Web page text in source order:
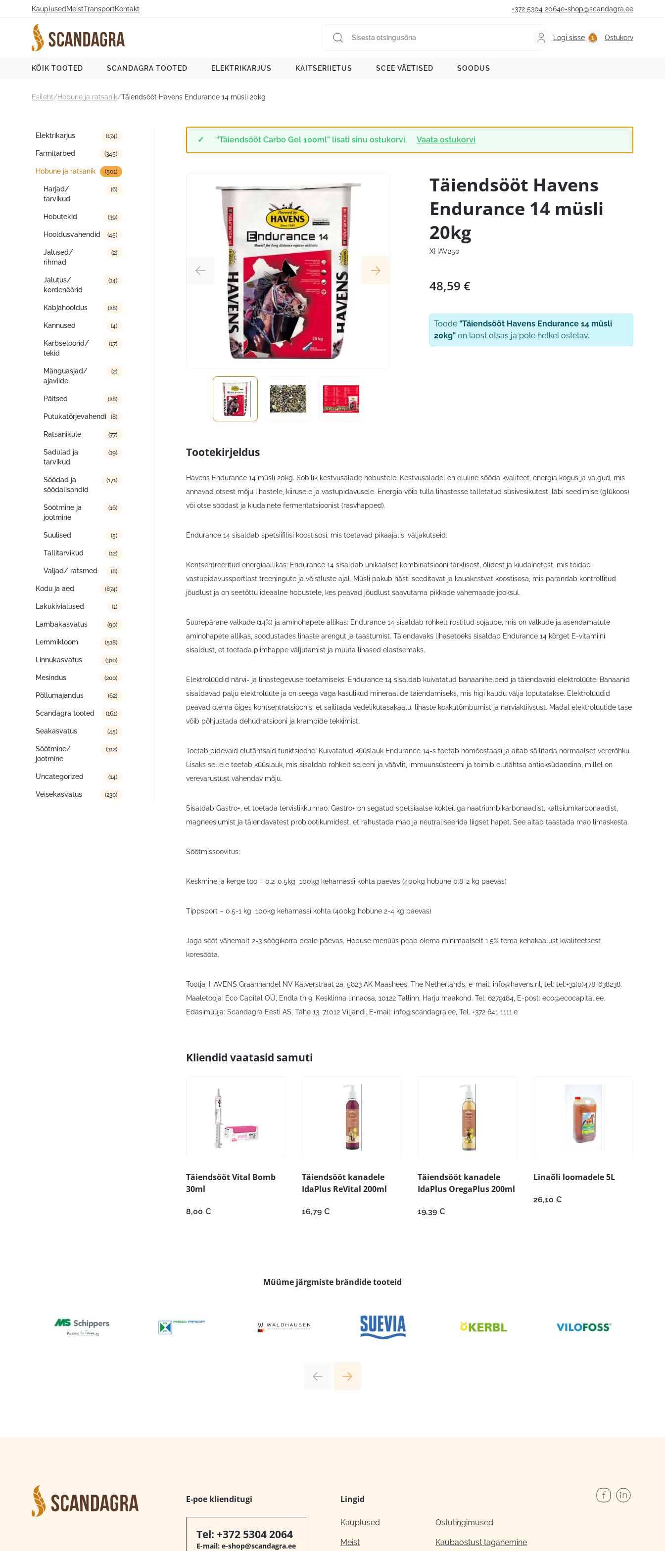
Kauplused MeistTransportKontakt +372 5304 2064e-shop@scandagra.ee
Logi sisse Ostukorv
KÕIK TOOTED SCANDAGRA TOOTED ELEKTRIKARJUS KAITSERIIETUS SCEE VÄETISED SOODUS
Esileht/Hobune ja ratsanik/Täiendsööt Havens Endurance 14 müsli 20kg
Tootekategooriad
Elektrikarjus (174)
Farmitarbed (345)
Hobune ja ratsanik (501)
Harjad/
tarvikud
(6)
Hobutekid (39)
Hooldusvahendid (45)
Jalused/
rihmad
(2)
Jalutus/
kordenöörid
(14)
Kabjahooldus (28)
Kannused (4)
Kärbseloorid/
tekid
(17)
Mänguasjad/
ajaviide
(2)
Päitsed (28)
Putukatõrjevahendid (8)
Ratsanikule (77)
Sadulad ja
tarvikud
(19)
Söödad ja
söödalisandid
(171)
Söötmine ja
jootmine
(16)
Suulised (5)
Tallitarvikud (12)
Valjad/ ratsmed (8)
Kodu ja aed (874)
Lakukivialused (1)
Lambakasvatus (90)
Lemmikloom (518)
Linnukasvatus (310)
Mesindus (200)
Põllumajandus (62)
Scandagra tooted (161)
Seakasvatus (45)
Söötmine/
jootmine
(312)
Uncategorized (14)
Veisekasvatus (230)
“Täiendsööt Carbo Gel 100ml” lisati sinu ostukorvi. Vaata ostukorvi
Täiendsööt Havens
Endurance 14 müsli
20kg
XHAV250
48,59 €
Toode "Täiendsööt Havens Endurance 14 müsli
20kg" on laost otsas ja pole hetkel ostetav.
Tootekirjeldus
Havens Endurance 14 müsli 20kg. Sobilik kestvusalade hobustele. Kestvusaladel on oluline sööda kvaliteet, energia kogus ja valgud, mis
annavad otsest mõju lihastele, kiirusele ja vastupidavusele. Energia võib tulla lihastesse talletatud süsivesikutest, läbi seedimise (glükoos)
või otse söödast ja kiudainete fermentatsioonist (rasvhapped).
Endurance 14 sisaldab spetsiifilisi koostisosi, mis toetavad pikaajalisi väljakutseid:
Kontsentreeritud energiaallikas: Endurance 14 sisaldab unikaalset kombinatsiooni tärklisest, õlidest ja kiudainetest, mis toidab
vastupidavussportlast treeningute ja võistluste ajal. Müsli pakub hästi seeditavat ja kauakestvat koostisosa, mis parandab kontrollitud
jõudlust ja on seetõttu ideaalne hobustele, kes peavad jõudlust saavutama pikkade vahemaade jooksul.
Suurepärane valkude (14%) ja aminohapete allikas: Endurance 14 sisaldab rohkelt röstitud sojaube, mis on valkude ja asendamatute
aminohapete allikas, soodustades lihaste arengut ja taastumist. Täiendavaks lihasetoeks sisaldab Endurance 14 kõrget E-vitamiini
sisaldust, et toetada piimhappe väljutamist ja muuta lihased elastsemaks.
Elektrolüüdid närvi- ja lihastegevuse toetamiseks: Endurance 14 sisaldab kuivatatud banaanihelbeid ja täiendavaid elektrolüüte. Banaanid
sisaldavad palju elektrolüüte ja on seega väga kasulikud mineraalide täiendamiseks, mis higi kaudu välja loputatakse. Elektrolüüdid
peavad olema õiges kontsentratsioonis, et säilitada vedelikutasakaalu, lihaste kokkutõmbumist ja närviaktiivsust. Madal elektrolüütide tase
võib põhjustada dehüdratsiooni ja krampide tekkimist.
Toetab pidevaid elutähtsaid funktsioone: Kuivatatud küüslauk Endurance 14-s toetab homöostaasi ja aitab säilitada normaalset vererõhku.
Lisaks sellele toetab küüslauk, mis sisaldab rohkelt seleeni ja väävlit, immuunsüsteemi ja toimib elutähtsa antioksüdandina, millel on
verevarustust vähendav mõju.
Sisaldab Gastro+, et toetada tervislikku mao: Gastro+ on segatud spetsiaalse kokteiliga naatriumbikarbonaadist, kaltsiumkarbonaadist,
magneesiumist ja täiendavatest probiootikumidest, et rahustada mao ja neutraliseerida liigset hapet. See aitab taastada mao limaskesta.
Söötmissoovitus:
Keskmine ja kerge töö – 0.2-0.5kg 100kg kehamassi kohta päevas (400kg hobune 0.8-2 kg päevas)
Tippsport – 0.5-1 kg 100kg kehamassi kohta (400kg hobune 2-4 kg päevas)
Jaga sööt vähemalt 2-3 söögikorra peale päevas. Hobuse menüüs peab olema minimaalselt 1.5% tema kehakaalust kvaliteetsest
koresööta.
Tootja: HAVENS Graanhandel NV Kalverstraat 2a, 5823 AK Maashees, The Netherlands, e-mail: info@havens.nl , tel: tel:+31(0)478-638238.
Maaletooja: Eco Capital OÜ, Endla tn 9, Kesklinna linnaosa, 10122 Tallinn, Harju maakond. Tel: 6279184, E-post: eco@ecocapital.ee.
Edasimüüja: Scandagra Eesti AS, Tähe 13, 71012 Viljandi. E-mail: info@scandagra.ee , Tel. +372 641 1111.e
Kliendid vaatasid samuti
Täiendsööt Vital Bomb
30ml
8,00 €
Täiendsööt kanadele
IdaPlus ReVital 200ml
16,79 €
Täiendsööt kanadele
IdaPlus OregaPlus 200ml
19,39 €
Linaõli loomadele 5L
26,10 €
Müüme järgmiste brändide tooteid
E-poe klienditugi
Tel: +372 5304 2064
E-mail: e-shop@scandagra.ee
Lingid
Kauplused
Meist
Ostutingimused
Kaubaostust taganemine